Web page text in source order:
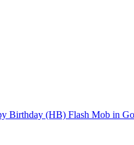
Birthday (HB) Flash Mob in